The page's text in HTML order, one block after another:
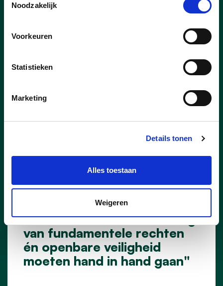
Noodzakelijk
Voorkeuren
Statistieken
Marketing
Details tonen
Alles toestaan
Weigeren
cd&v Leuven: "Bescherming
van fundamentele rechten
én openbare veiligheid
moeten hand in hand gaan"